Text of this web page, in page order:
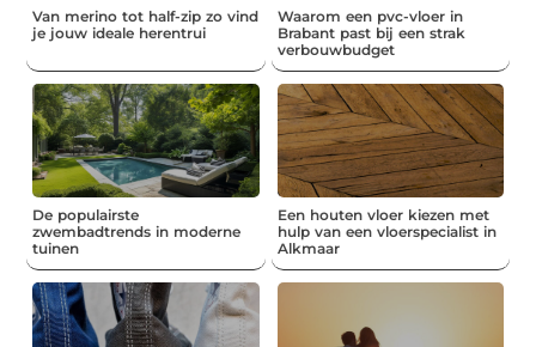
Van merino tot half-zip zo vind
je jouw ideale herentrui
Waarom een pvc-vloer in
Brabant past bij een strak
verbouwbudget
De populairste
zwembadtrends in moderne
tuinen
Een houten vloer kiezen met
hulp van een vloerspecialist in
Alkmaar